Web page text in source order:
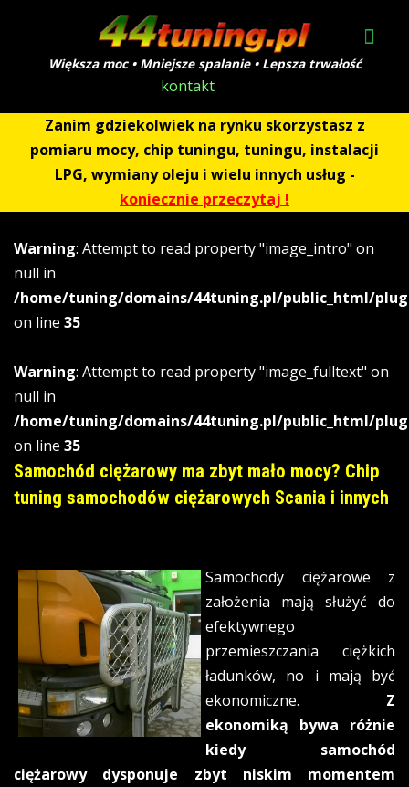
Większa moc • Mniejsze spalanie • Lepsza trwałość
kontakt
Zanim gdziekolwiek na rynku skorzystasz z
pomiaru mocy, chip tuningu, tuningu, instalacji
LPG, wymiany oleju i wielu innych usług -
koniecznie przeczytaj !
Warning: Attempt to read property "image_intro" on
null in
/home/tuning/domains/44tuning.pl/public_html/
on line 35
Warning: Attempt to read property "image_fulltext" on
null in
/home/tuning/domains/44tuning.pl/public_html/
on line 35
Samochód ciężarowy ma zbyt mało mocy? Chip
tuning samochodów ciężarowych Scania i innych
Samochody ciężarowe z
założenia mają służyć do
efektywnego
przemieszczania ciężkich
ładunków, no i mają być
ekonomiczne. Z
ekonomiką bywa różnie
kiedy samochód
ciężarowy dysponuje zbyt niskim momentem